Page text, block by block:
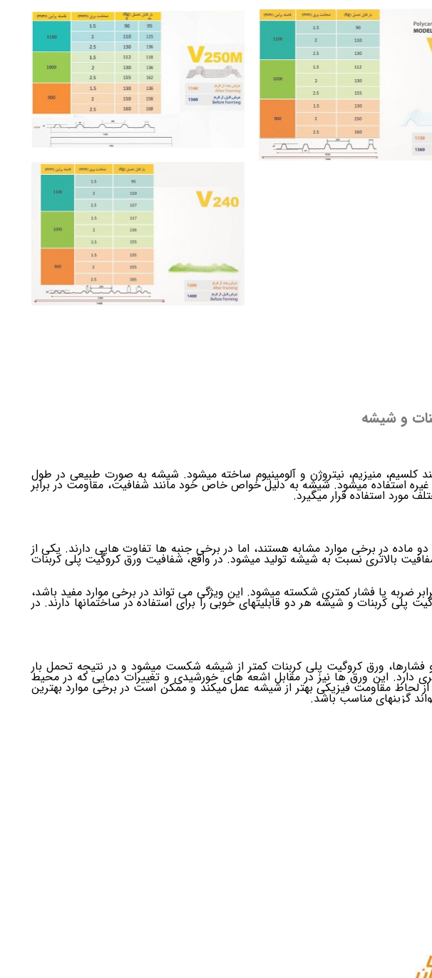
و شیشه
منیزیم، نیتروژن و آلومینیوم ساخته میشود. شیشه به صورت طبیعی در طول
استفاده میشود. شیشه به دلیل خواص خاص خود مانند شفافیت، مقاومت در برابر
مورد استفاده قرار میگیرد.
در برخی موارد مشابه هستند، اما در برخی جنبه ها تفاوت هایی دارند. یکی از
بالاتری نسبت به شیشه تولید میشود. در واقع، شفافیت ورق کروگیت پلی کربنات
ضربه یا فشار کمتری شکسته میشود. این ویژگی می تواند در برخی موارد مفید باشد،
پلی کربنات و شیشه هر دو قابلیتهای خوبی را برای استفاده در ساختمانها دارند. در
و فشارها، ورق کروگیت پلی کربنات کمتر از شیشه شکست میشود و در نتیجه تحمل بار
دارد. این ورق ها نیز در مقابل اشعه های خورشیدی و تغییرات دمایی که در محیط
لحاظ مقاومت فیزیکی بهتر از شیشه عمل میکند و ممکن است در برخی موارد بهترین
گزینهای مناسب باشد.